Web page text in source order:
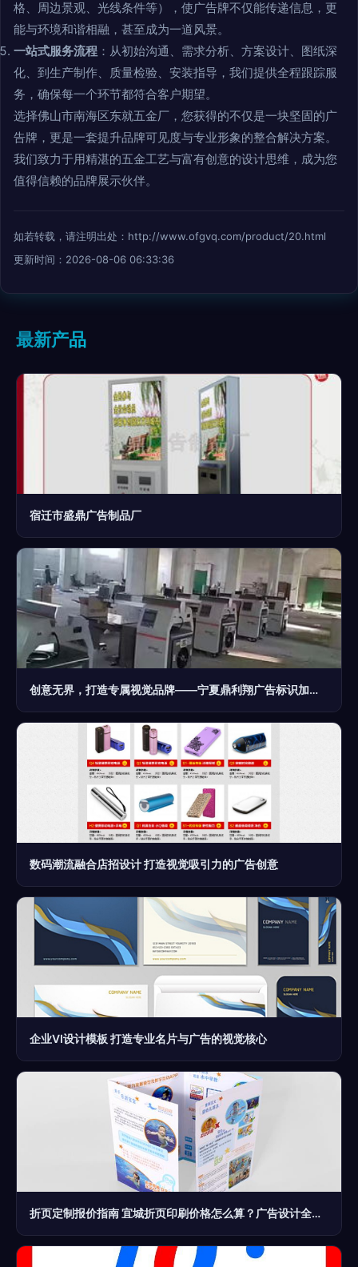
格、周边景观、光线条件等），使广告牌不仅能传递信息，更
能与环境和谐相融，甚至成为一道风景。
一站式服务流程 ：从初始沟通、需求分析、方案设计、图纸深
化、到生产制作、质量检验、安装指导，我们提供全程跟踪服
务，确保每一个环节都符合客户期望。
选择佛山市南海区东就五金厂，您获得的不仅是一块坚固的广
告牌，更是一套提升品牌可见度与专业形象的整合解决方案。
我们致力于用精湛的五金工艺与富有创意的设计思维，成为您
值得信赖的品牌展示伙伴。
如若转载，请注明出处：http://www.ofgvq.com/product/20.html
更新时间：2026-08-06 06:33:36
最新产品
宿迁市盛鼎广告制品厂
创意无界，打造专属视觉品牌——宁夏鼎利翔广告标识加工厂的设计之道
数码潮流融合店招设计 打造视觉吸引力的广告创意
企业VI设计模板 打造专业名片与广告的视觉核心
折页定制报价指南 宜城折页印刷价格怎么算？广告设计全解析